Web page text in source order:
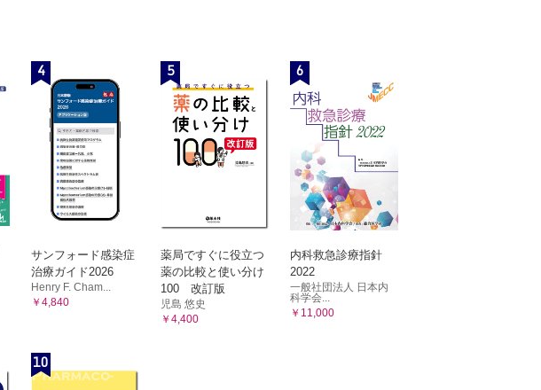
4
サンフォード感染症
治療ガイド2026
Henry F. Cham...
￥4,840
5
薬局ですぐに役立つ
薬の比較と使い分け
100 改訂版
児島 悠史
￥4,400
6
内科救急診療指針
2022
一般社団法人 日本内
科学会...
￥11,000
10